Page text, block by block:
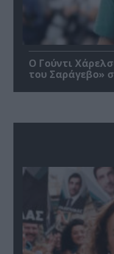
Ο Γούντι
του Σαράγεβο»